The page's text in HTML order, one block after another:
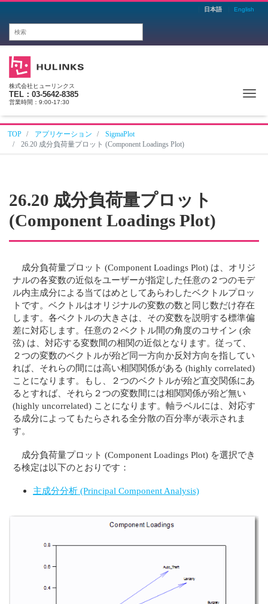
日本語 English
株式会社ヒューリンクス
TEL：03-5642-8385
営業時間：9:00-17:30
TOP アプリケーション
SigmaPlot
26.20 成分負荷量プロット (Component Loadings Plot)
26.20 成分負荷量プロット
(Component Loadings Plot)
成分負荷量プロット (Component Loadings Plot) は、オリジ
ナルの各変数の近似をユーザーが指定した任意の２つのモデ
ル内主成分による当てはめとしてあらわしたベクトルプロッ
トです。ベクトルはオリジナルの変数の数と同じ数だけ存在
します。各ベクトルの大きさは、その変数を説明する標準偏
差に対応します。任意の２ベクトル間の角度のコサイン (余
弦) は、対応する変数間の相関の近似となります。従って、
２つの変数のベクトルが殆ど同一方向か反対方向を指してい
れば、それらの間には高い相関関係がある (highly correlated)
ことになります。もし、２つのベクトルが殆ど直交関係にあ
るとすれば、それら２つの変数間には相関関係が殆ど無い
(highly uncorrelated) ことになります。軸ラベルには、対応す
る成分によってもたらされる全分散の百分率が表示されま
す。
成分負荷量プロット (Component Loadings Plot) を選択でき
る検定は以下のとおりです：
主成分分析 (Principal Component Analysis)